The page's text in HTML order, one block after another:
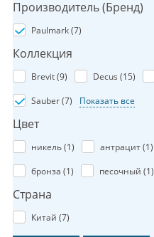
Производитель (Бренд)
Paulmark (7)
Коллекция
Brevit (9) Decus (15)
Sauber (7) Показать все
Цвет
никель (1) антрацит (1)
бронза (1) песочный (1)
Страна
Китай (7)